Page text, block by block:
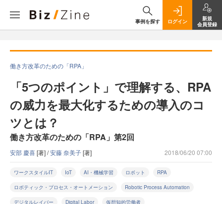
事例を探す ログイン
新規
会員登録
働き方改革のための「RPA」
「5つのポイント」で理解する、RPA
の威力を最大化するための導入のコ
ツとは？
働き方改革のための「RPA」第2回
安部 慶喜[著] /安藤 奈美子[著] 2018/06/20 07:00
ワークスタイルIT IoT AI・機械学習 ロボット RPA
ロボティック・プロセス・オートメーション Robotic Process Automation
デジタルレイバー Digital Labor 仮想知的労働者